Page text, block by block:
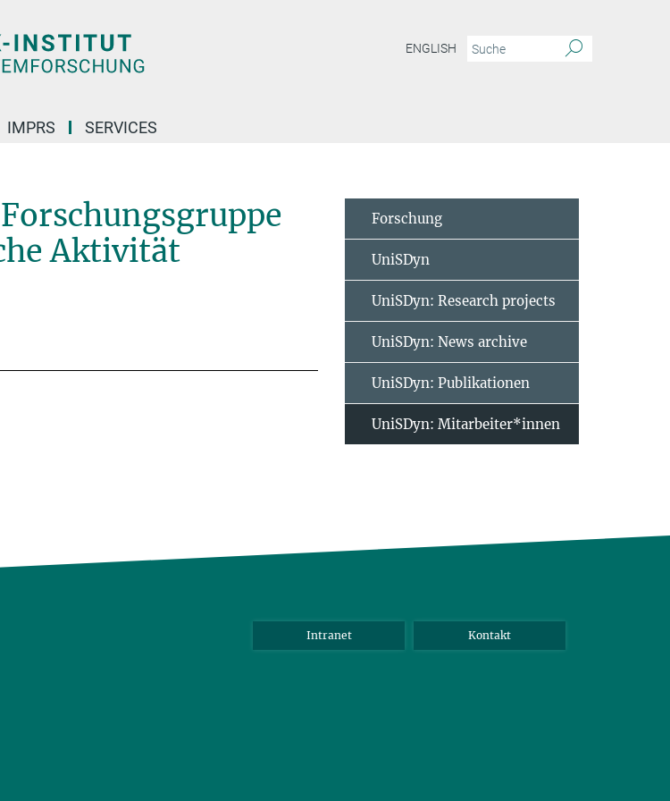
ENGLISH
IMPRS SERVICES
Aktivität
Forschung
UniSDyn
UniSDyn: Research projects
UniSDyn: News archive
UniSDyn: Publikationen
UniSDyn: Mitarbeiter*innen
Intranet Kontakt